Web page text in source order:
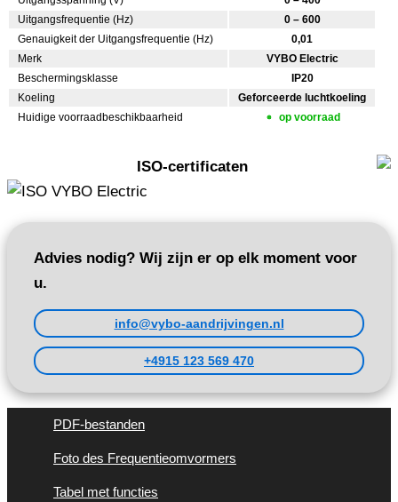
Uitgangsfrequentie (Hz)
0 – 600
Genauigkeit der Uitgangsfrequentie (Hz)
0,01
Merk
VYBO Electric
Beschermingsklasse
IP20
Koeling
Geforceerde luchtkoeling
Huidige voorraadbeschikbaarheid
op voorraad
ISO-certificaten
Advies nodig? Wij zijn er op elk moment voor
u.
info@vybo-aandrijvingen.nl
+4915 123 569 470
PDF-bestanden
Foto des Frequentieomvormers
Tabel met functies